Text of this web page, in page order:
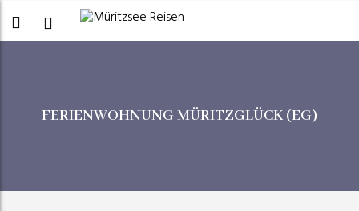
FERIENWOHNUNG MÜRITZGLÜCK (EG)